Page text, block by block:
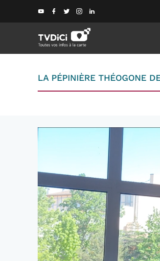
LA PÉPINIÈRE THÉOGONE